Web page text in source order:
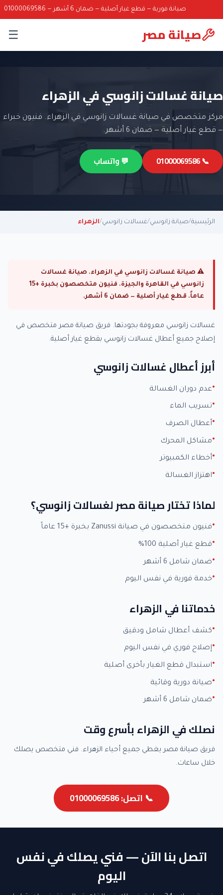
صيانة فورية — قطع غيار أصلية — ضمان 6 أشهر — 01000069586
صيانة مصر ☰
صيانة غسالات زانوسي في الزهراء
مركز متخصص في صيانة غسالات زانوسي في الزهراء. فنيون خبراء
— قطع غيار أصلية — ضمان 6 أشهر.
📞 01000069586 💬 واتساب
الرئيسية/صيانة زانوسي/غسالات زانوسي/الزهراء
⚠ صيانة غسالات زانوسي في الزهراء. صيانة غسالات
زانوسي في القاهرة والجيزة. فنيون متخصصون بخبرة +15
عاماً. قطع غيار أصلية — ضمان 6 أشهر.
غسالات زانوسي معروفة بجودتها. فريق صيانة مصر متخصص في
إصلاح جميع أعطال غسالات زانوسي بقطع غيار أصلية.
أبرز أعطال غسالات زانوسي
عدم دوران الغسالة
تسريب الماء
أعطال الصرف
مشاكل المحرك
أخطاء الكمبيوتر
اهتزاز الغسالة
لماذا تختار صيانة مصر لغسالات زانوسي؟
فنيون متخصصون في صيانة Zanussi بخبرة +15 عاماً
قطع غيار أصلية 100%
ضمان شامل 6 أشهر
خدمة فورية في نفس اليوم
خدماتنا في الزهراء
كشف أعطال شامل ودقيق
إصلاح فوري في نفس اليوم
استبدال قطع الغيار بأخرى أصلية
صيانة دورية وقائية
ضمان شامل 6 أشهر
نصلك في الزهراء بأسرع وقت
فريق صيانة مصر يغطي جميع أحياء الزهراء. فني متخصص يصلك
خلال ساعات.
📞 اتصل: 01000069586
اتصل بنا الآن — فني يصلك في نفس
اليوم